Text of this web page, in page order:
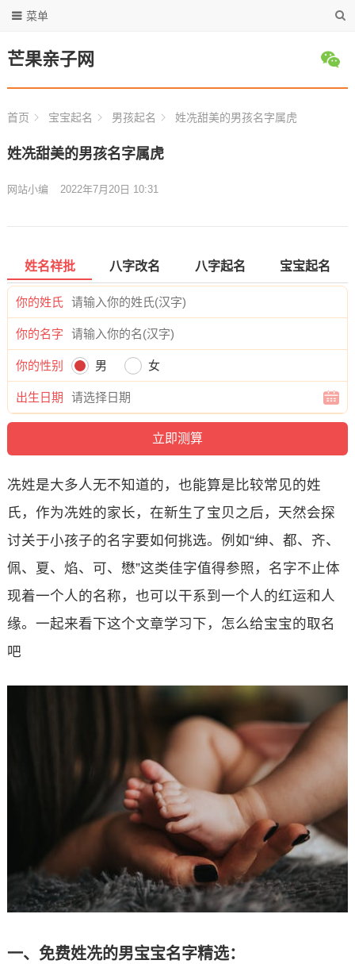
芒果亲子网
菜单
首页 宝宝起名 男孩起名 姓冼甜美的男孩名字属虎
姓冼甜美的男孩名字属虎
网站小编 2022年7月20日 10:31
姓名祥批 八字改名 八字起名 宝宝起名
你的姓氏
你的名字
你的性别 男 女
出生日期
冼姓是大多人无不知道的，也能算是比较常见的姓
氏，作为冼姓的家长，在新生了宝贝之后，天然会探
讨关于小孩子的名字要如何挑选。例如“绅、都、齐、
佩、夏、焰、可、懋”这类佳字值得参照，名字不止体
现着一个人的名称，也可以干系到一个人的红运和人
缘。一起来看下这个文章学习下，怎么给宝宝的取名
吧
一、免费姓冼的男宝宝名字精选：